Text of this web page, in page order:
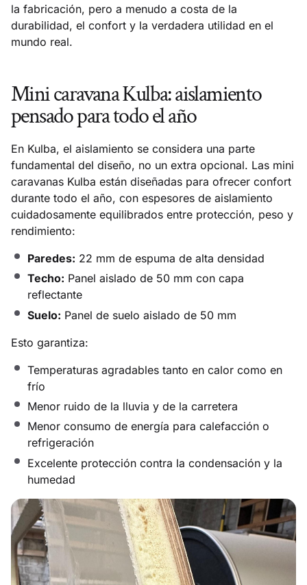
la fabricación, pero a menudo a costa de la
durabilidad, el confort y la verdadera utilidad en el
mundo real.
Mini caravana Kulba: aislamiento
pensado para todo el año
En Kulba, el aislamiento se considera una parte
fundamental del diseño, no un extra opcional. Las mini
caravanas Kulba están diseñadas para ofrecer confort
durante todo el año, con espesores de aislamiento
cuidadosamente equilibrados entre protección, peso y
rendimiento:
Paredes: 22 mm de espuma de alta densidad
Techo: Panel aislado de 50 mm con capa
reflectante
Suelo: Panel de suelo aislado de 50 mm
Esto garantiza:
Temperaturas agradables tanto en calor como en
frío
Menor ruido de la lluvia y de la carretera
Menor consumo de energía para calefacción o
refrigeración
Excelente protección contra la condensación y la
humedad